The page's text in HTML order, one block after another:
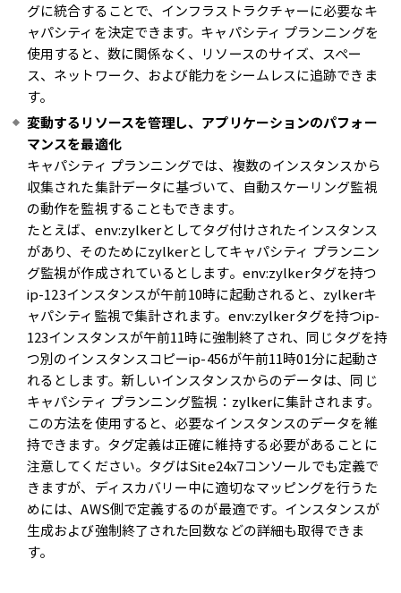
グに統合することで、インフラストラクチャーに必要なキ
ャパシティを決定できます。キャパシティ プランニングを
使用すると、数に関係なく、リソースのサイズ、スペー
ス、ネットワーク、および能力をシームレスに追跡できま
す。
変動するリソースを管理し、アプリケーションのパフォー
マンスを最適化
キャパシティ プランニングでは、複数のインスタンスから
収集された集計データに基づいて、自動スケーリング監視
の動作を監視することもできます。
たとえば、env:zylkerとしてタグ付けされたインスタンス
があり、そのためにzylkerとしてキャパシティ プランニン
グ監視が作成されているとします。env:zylkerタグを持つ
ip-123インスタンスが午前10時に起動されると、zylkerキ
ャパシティ監視で集計されます。env:zylkerタグを持つip-
123インスタンスが午前11時に強制終了され、同じタグを持
つ別のインスタンスコピーip-456が午前11時01分に起動さ
れるとします。新しいインスタンスからのデータは、同じ
キャパシティ プランニング監視：zylkerに集計されます。
この方法を使用すると、必要なインスタンスのデータを維
持できます。タグ定義は正確に維持する必要があることに
注意してください。タグはSite24x7コンソールでも定義で
きますが、ディスカバリー中に適切なマッピングを行うた
めには、AWS側で定義するのが最適です。インスタンスが
生成および強制終了された回数などの詳細も取得できま
す。